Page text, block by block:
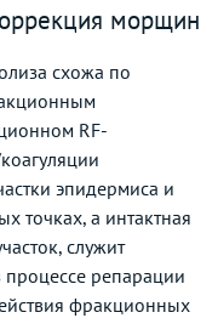
морщин
схожа по
RF-
эпидермиса и
точках, а интактная
служит
процессе репарации
фракционных